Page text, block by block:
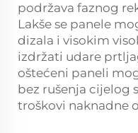
podržava faznog
Lakše se panele
dizala i visokim
izdržati udare
oštećeni paneli
bez rušenja cijelog
troškovi naknadne